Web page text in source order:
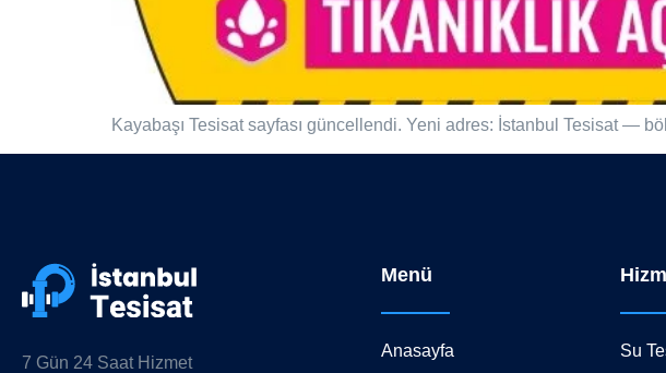
Kayabaşı Tesisat sayfası güncellendi. Yeni adres: İstanbul Tesisat —
7 Gün 24 Saat Hizmet
Menü
Anasayfa Su